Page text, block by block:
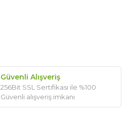
Güvenli Alışveriş
256Bit SSL Sertifikası ile %100
Güvenli alışveriş imkanı